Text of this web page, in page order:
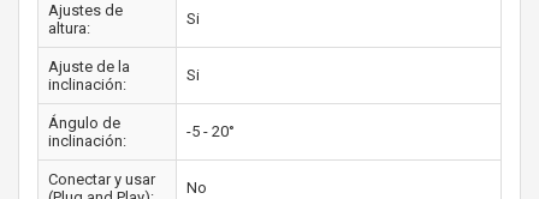
Ajustes de
altura:
Si
Ajuste de la
inclinación:
Si
Ángulo de
inclinación:
-5 - 20°
Conectar y usar
No